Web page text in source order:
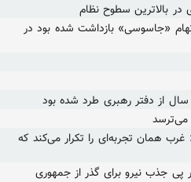
بالاترین سطوح نظام
«جاسوسی» بازداشت شده بود در
از دفتر رهبری طرد شده بود
می‌ترسد
غرب همان تجربه‌ای را تکرار می‌کند که
پی جذب نیرو برای گذر از جمهوری